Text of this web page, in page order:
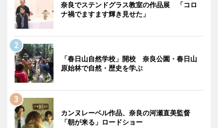
奈良でステンドグラス教室の作品展 「コロ
ナ禍でますます輝き見せた」
「春日山自然学校」開校 奈良公園・春日山
原始林で自然・歴史を学ぶ
カンヌレーベル作品、奈良の河瀬直美監督
「朝が来る」ロードショー